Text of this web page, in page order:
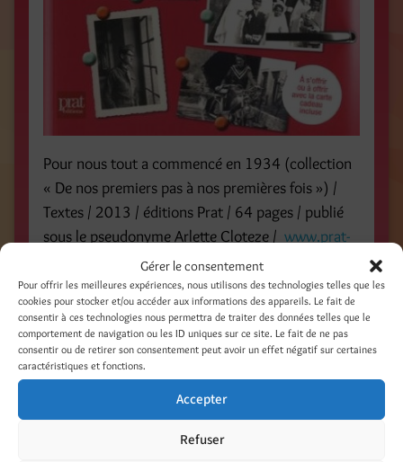
Gérer le consentement
Pour offrir les meilleures expériences, nous utilisons des technologies telles que les
cookies pour stocker et/ou accéder aux informations des appareils. Le fait de
consentir à ces technologies nous permettra de traiter des données telles que le
comportement de navigation ou les ID uniques sur ce site. Le fait de ne pas
consentir ou de retirer son consentement peut avoir un effet négatif sur certaines
caractéristiques et fonctions.
Accepter
Refuser
Pour nous tout a commencé en 1934 (collection
« De nos premiers pas à nos premières fois ») /
Textes / 2013 / éditions Prat / 64 pages / publié
sous le pseudonyme Arlette Cloteze / www.prat-